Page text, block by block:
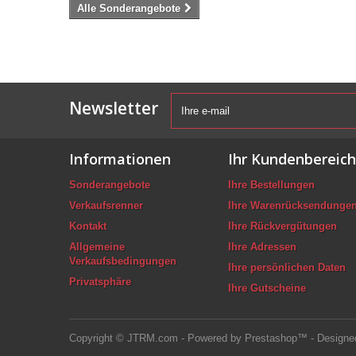
Alle Sonderangebote
Newsletter
Informationen
Sonderangebote
Verkaufsrenner
Kontakt
Allgemeine
Verkaufsbedingungen
Privatsphäre
Copyright © JTRM.com - Powered by Prestashop™ -
Ihr Kundenbereich
Ihre Bestellungen
Ihre
Ihre Rückvergütungen
Ihre Adressen
Ihre persönlichen Daten
Ihre Gutscheine